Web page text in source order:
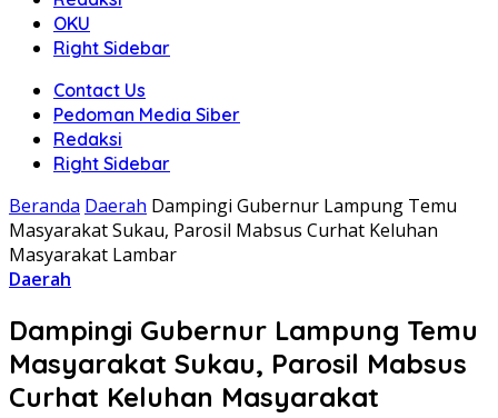
OKU
Right Sidebar
Contact Us
Pedoman Media Siber
Redaksi
Right Sidebar
Beranda Daerah Dampingi Gubernur Lampung Temu
Masyarakat Sukau, Parosil Mabsus Curhat Keluhan
Masyarakat Lambar
Daerah
Dampingi Gubernur Lampung Temu
Masyarakat Sukau, Parosil Mabsus
Curhat Keluhan Masyarakat